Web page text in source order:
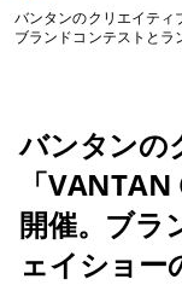
バンタンのクリエイティ
ブランドコンテストとラ
バンタンの
「
開催。ブラ
ェイショー